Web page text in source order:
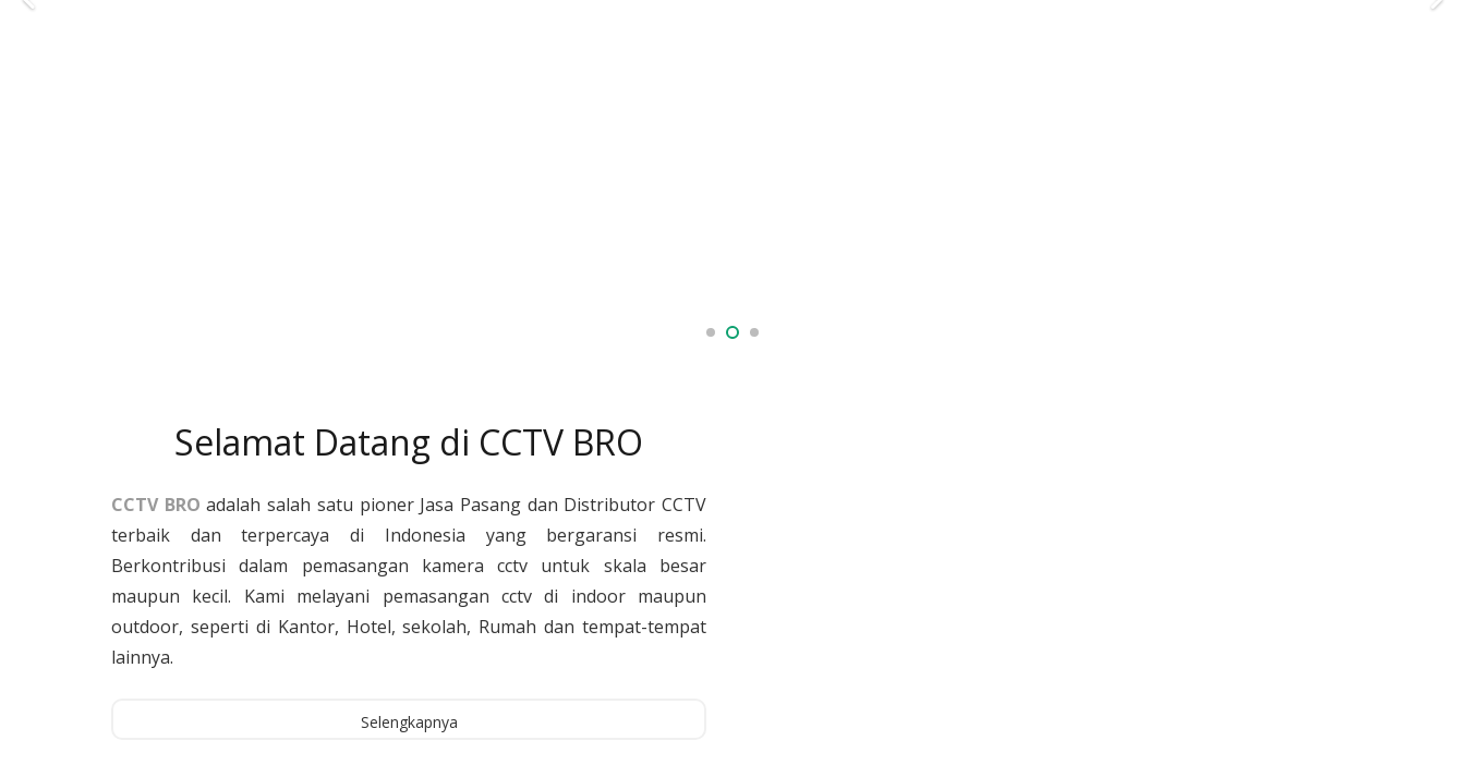
Selamat Datang di CCTV BRO
CCTV BRO adalah salah satu pioner Jasa Pasang dan Distributor CCTV
terbaik dan terpercaya di Indonesia yang bergaransi resmi.
Berkontribusi dalam pemasangan kamera cctv untuk skala besar
maupun kecil. Kami melayani pemasangan cctv di indoor maupun
outdoor, seperti di Kantor, Hotel, sekolah, Rumah dan tempat-tempat
lainnya.
Selengkapnya